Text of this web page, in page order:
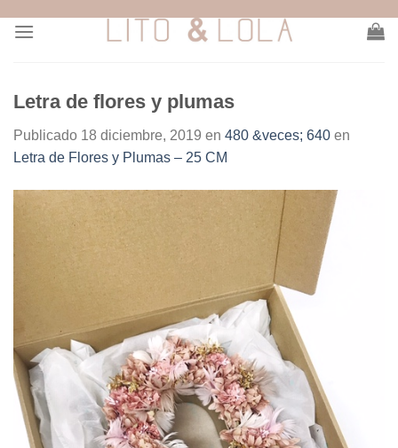
Letra de flores y plumas
Publicado 18 diciembre, 2019 en 480 &veces; 640 en
Letra de Flores y Plumas – 25 CM